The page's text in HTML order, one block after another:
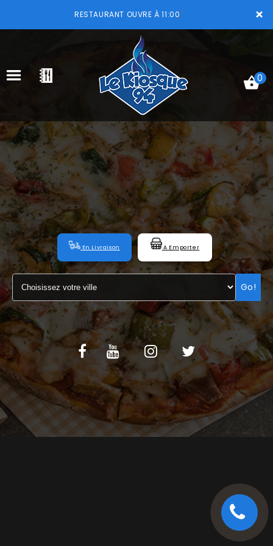
×
RESTAURANT OUVRE À 11:00
ACCUEIL
LA CARTE
VOTRE COMPTE
NOTRE RESTAURANT
VOS AVIS
MENTIONS LÉGALES
C.G.V
0
En Livraison A Emporter
Go!